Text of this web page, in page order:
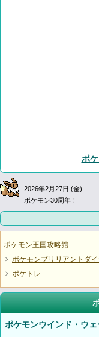
ポ
2026年2月27日 (金)
ポケモン30周年！
ポケモン王国攻略館
ポケモンブリリアントダ
ポケトレ
ポケモンウインド・ウ